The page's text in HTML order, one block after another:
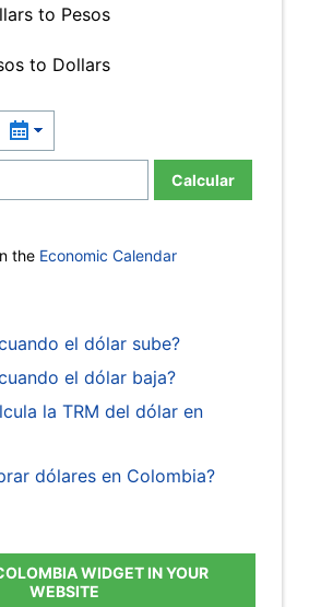
to Pesos
to Dollars
Calcular
the Economic Calendar
el dólar sube?
el dólar baja?
la TRM del dólar en
dólares en Colombia?
WIDGET IN YOUR
WEBSITE